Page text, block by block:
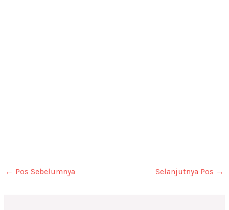
← Pos Sebelumnya Selanjutnya Pos →